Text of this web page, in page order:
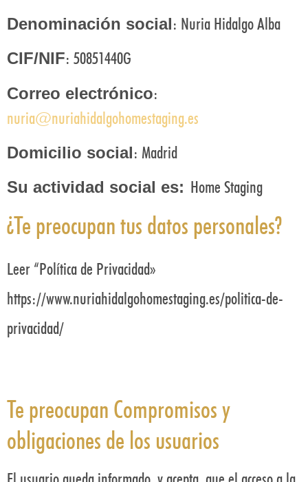
Denominación social: Nuria Hidalgo Alba
CIF/NIF: 50851440G
Correo electrónico:
nuria@nuriahidalgohomestaging.es
Domicilio social: Madrid
Su actividad social es: Home Staging
¿Te preocupan tus datos personales?
Leer “Política de Privacidad»
https://www.nuriahidalgohomestaging.es/politica-de-
privacidad/
Te preocupan Compromisos y
obligaciones de los usuarios